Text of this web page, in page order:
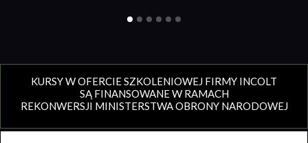
KURSY W OFERCIE SZKOLENIOWEJ FIRMY INCOLT
SĄ FINANSOWANE W RAMACH
REKONWERSJI MINISTERSTWA OBRONY NARODOWEJ